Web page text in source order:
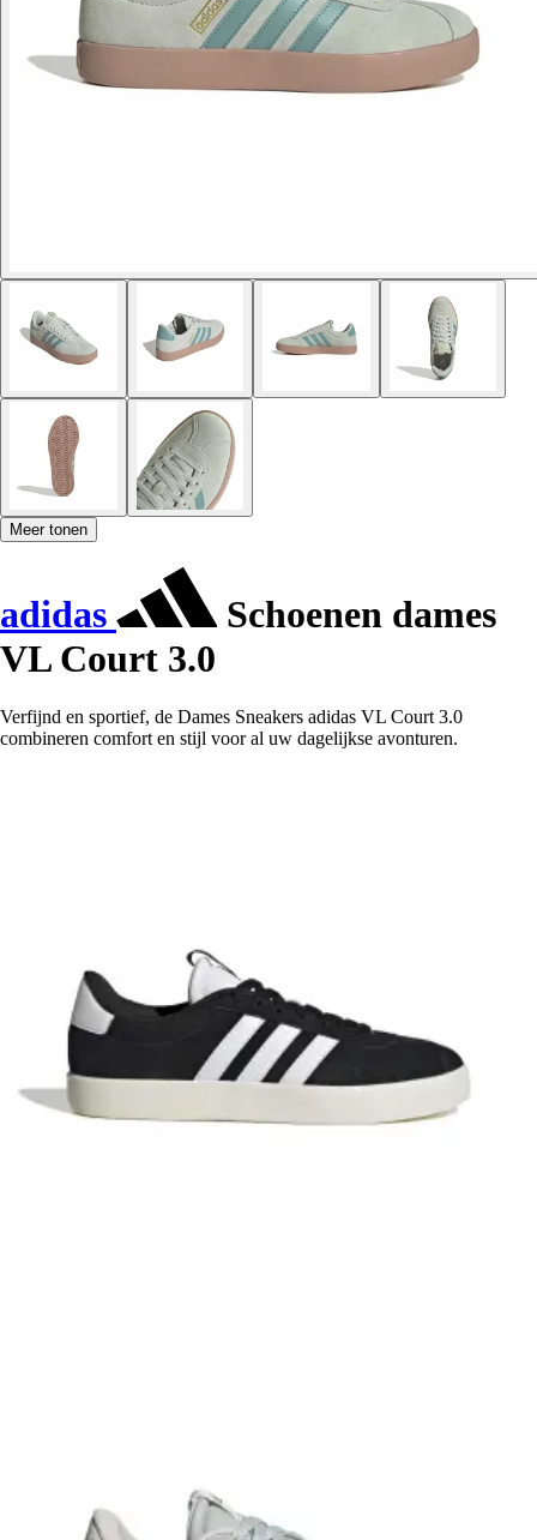
Meer tonen
adidas
Schoenen dames
VL Court 3.0
Verfijnd en sportief, de Dames Sneakers adidas VL Court 3.0
combineren comfort en stijl voor al uw dagelijkse avonturen.